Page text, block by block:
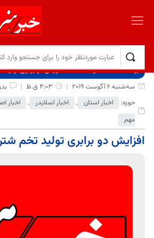
برگ نخست نوشته‌ها
افزایش دو برابری
سه‌شنبه 6 آگوست 2019
4:03 ق.ظ
حوزه:
اخبار استان , اخبار اسلایدر , اخبار
مهم
افزایش دو برابری تولید تخم